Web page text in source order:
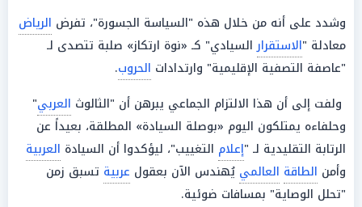
وشدد على أنه من خلال هذه "السياسة الجسورة"، تفرض الرياض
معادلة "الاستقرارالسيادي" كـ «نوة ارتكاز» صلبة تتصدى لـ
"عاصفة التصفية الإقليمية" وارتدادات الحروب.
ولفت إلى أن هذا الالتزام الجماعي يبرهن أن "الثالوث العربي"
وحلفاءه يمتلكون اليوم «بوصلة السيادة» المطلقة، بعيداً عن
الرتابة التقليدية لـ "إعلام التغييب"، ليؤكدوا أن السيادة العربية
وأمن الطاقة العالمي يُهندس الآن بعقول عربية تسبق زمن
"تحلل الوصاية" بمسافات ضوئية.